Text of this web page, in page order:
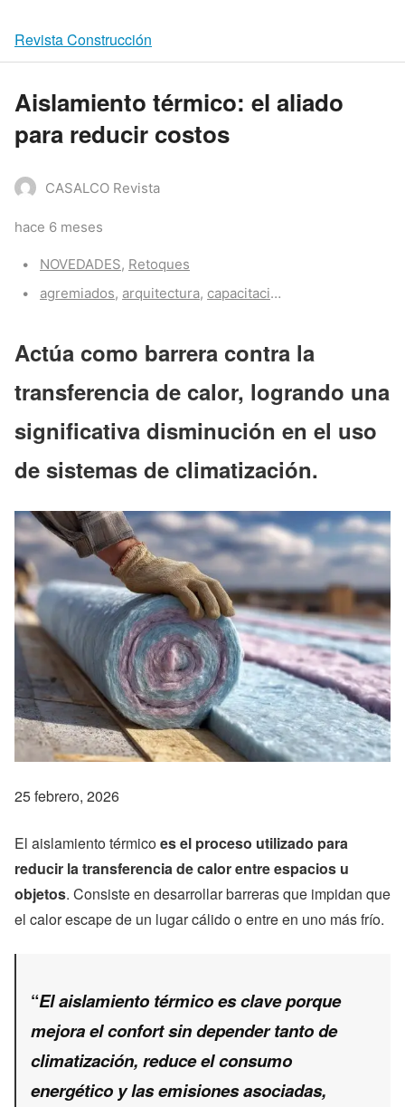
Revista Construcción
Aislamiento térmico: el aliado
para reducir costos
CASALCO Revista
hace 6 meses
Categories:
NOVEDADES, Retoques
Tags:
agremiados, arquitectura, capacitación
Actúa como barrera contra la
transferencia de calor, logrando una
significativa disminución en el uso
de sistemas de climatización.
25 febrero, 2026
El aislamiento térmicoes el proceso utilizado para
reducir la transferencia de calor entre espacios u
objetos. Consiste en desarrollar barreras que impidan que
el calor escape de un lugar cálido o entre en uno más frío.
“El aislamiento térmico es clave porque
mejora el confort sin depender tanto de
climatización, reduce el consumo
energético y las emisiones asociadas,